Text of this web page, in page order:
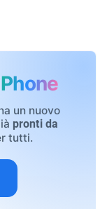
un nuovo
pronti da
tutti.